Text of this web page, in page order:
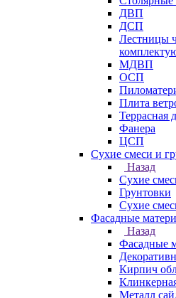
ДВП
ДСП
Лестницы
МДВП
ОСП
Плита
Террасная
Фанера
ЦСП
Сухие смеси и
Назад
Сухие
Грунтовки
Сухие
Фасадные
Назад
Фасадные
Кирпич
Металл